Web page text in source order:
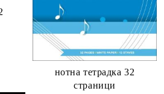
нотна тетрадка 32
страници